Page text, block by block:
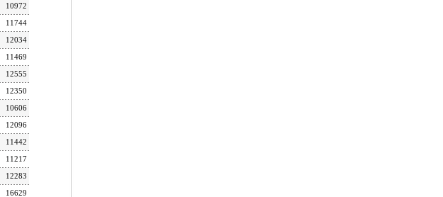
10972
11744
12034
11469
12555
12350
10606
12096
11442
11217
12283
16629